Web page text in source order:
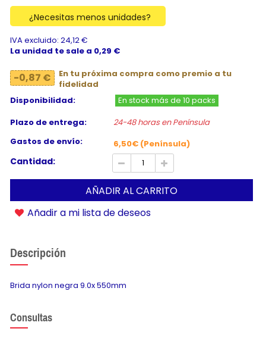
¿Necesitas menos unidades?
IVA excluido: 24,12 €
La unidad te sale a 0,29 €
-0,87 €
En tu próxima compra como premio a tu
fidelidad
Disponibilidad:
En stock más de 10 packs
Plazo de entrega:
24-48 horas en Península
Gastos de envío:
6,50€ (Península)
Cantidad:
AÑADIR AL CARRITO
Añadir a mi lista de deseos
Descripción
Brida nylon negra 9.0x 550mm
Consultas